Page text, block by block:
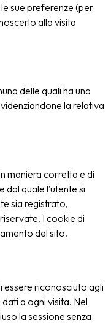
sue preferenze (per
alla visita
delle quali ha una
la relativa
maniera corretta e di
quale l’utente si
sia registrato,
I cookie di
del sito.
essere riconosciuto agli
a ogni visita. Nel
la sessione senza